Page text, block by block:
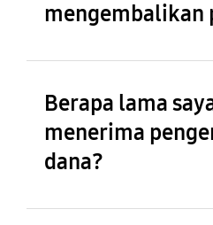
mengembalikan
Berapa lama
menerima
dana?